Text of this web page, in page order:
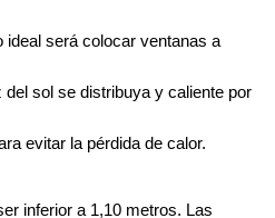
ideal será colocar ventanas a
sol se distribuya y caliente por
evitar la pérdida de calor.
inferior a 1,10 metros. Las